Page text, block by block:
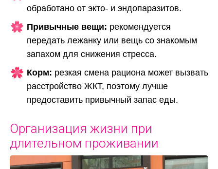
обработано от экто- и эндопаразитов.
Привычные вещи: рекомендуется
передать лежанку или вещь со знакомым
запахом для снижения стресса.
Корм: резкая смена рациона может вызвать
расстройство ЖКТ, поэтому лучше
предоставить привычный запас еды.
Организация жизни при
длительном проживании